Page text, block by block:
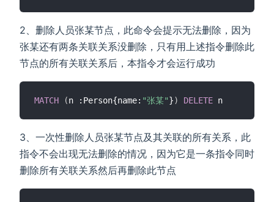
2、删除人员张某节点，此命令会提示无法删除，因为
张某还有两条关联关系没删除，只有用上述指令删除此
节点的所有关联关系后，本指令才会运行成功
MATCH (n :Person{name: "张某"}) DELETE
3、一次性删除人员张某节点及其关联的所有关系，此
指令不会出现无法删除的情况，因为它是一条指令同时
删除所有关联关系然后再删除此节点